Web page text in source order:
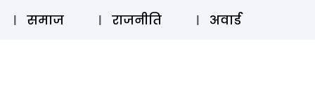
लॉग इन ⚲ SUBSCRIBE
समाज राजनीति अवार्ड